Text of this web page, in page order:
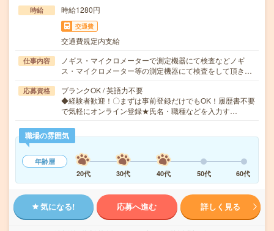
時給 時給1280円
交通費
交通費規定内支給
仕事内容
ノギス・マイクロメーターで測定機器にて検査などノギ
ス・マイクロメーター等の測定機器にて検査をして頂き…
応募資格
ブランクOK / 英語力不要
◆経験者歓迎！〇まずは事前登録だけでもOK！履歴書不要
で気軽にオンライン登録★氏名・職種などを入力す…
職場の雰囲気
年齢層
20代
30代 40代 50代 60代
気になる! 応募へ進む 詳しく見る